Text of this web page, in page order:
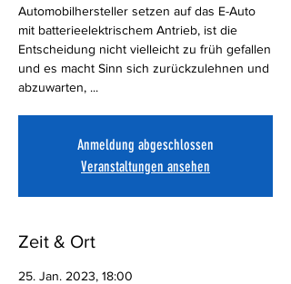
Automobilhersteller setzen auf das E-Auto
mit batterieelektrischem Antrieb, ist die
Entscheidung nicht vielleicht zu früh gefallen
und es macht Sinn sich zurückzulehnen und
abzuwarten, ...
Anmeldung abgeschlossen
Veranstaltungen ansehen
Zeit & Ort
25. Jan. 2023, 18:00